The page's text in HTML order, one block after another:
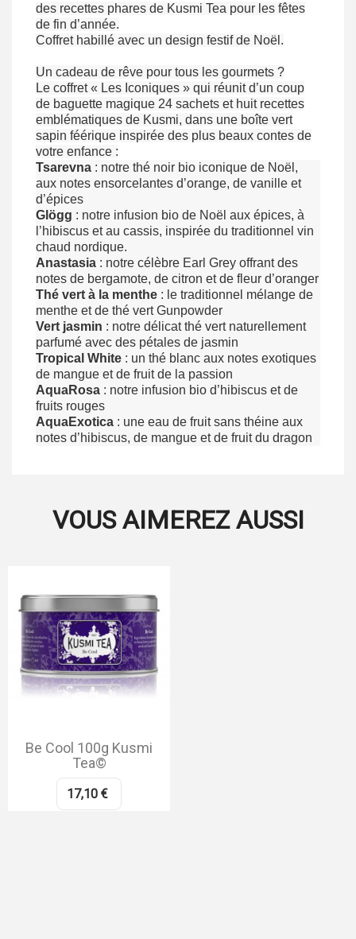
des recettes phares de Kusmi Tea pour les fêtes
de fin d’année.
Coffret habillé avec un design festif de Noël.
Un cadeau de rêve pour tous les gourmets ?
Le coffret « Les Iconiques » qui réunit d’un coup
de baguette magique 24 sachets et huit recettes
emblématiques de Kusmi, dans une boîte vert
sapin féérique inspirée des plus beaux contes de
votre enfance :
Tsarevna : notre thé noir bio iconique de Noël,
aux notes ensorcelantes d’orange, de vanille et
d’épices
Glögg : notre infusion bio de Noël aux épices, à
l’hibiscus et au cassis, inspirée du traditionnel vin
chaud nordique.
Anastasia : notre célèbre Earl Grey offrant des
notes de bergamote, de citron et de fleur d’oranger
Thé vert à la menthe : le traditionnel mélange de
menthe et de thé vert Gunpowder
Vert jasmin : notre délicat thé vert naturellement
parfumé avec des pétales de jasmin
Tropical White : un thé blanc aux notes exotiques
de mangue et de fruit de la passion
AquaRosa : notre infusion bio d’hibiscus et de
fruits rouges
AquaExotica : une eau de fruit sans théine aux
notes d’hibiscus, de mangue et de fruit du dragon
VOUS AIMEREZ AUSSI
Be Cool 100g Kusmi
Tea©
17,10 €